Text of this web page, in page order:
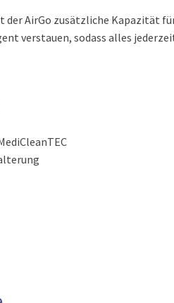
AirGo zusätzliche Kapazität
verstauen, sodass alles